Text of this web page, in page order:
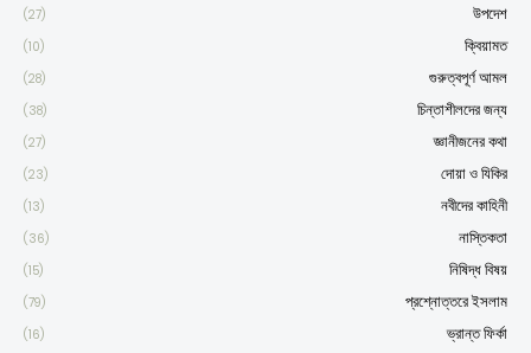
উপদেশ
(27)
ক্বিয়ামত
(10)
গুরুত্বপূর্ণ আমল
(28)
চিন্তাশীলদের জন্য
(38)
জ্ঞানীজনের কথা
(27)
দোয়া ও যিকির
(23)
নবীদের কাহিনী
(13)
নাস্তিকতা
(36)
নিষিদ্ধ বিষয়
(15)
প্রশ্নোত্তরে ইসলাম
(79)
ভ্রান্ত ফির্কা
(16)